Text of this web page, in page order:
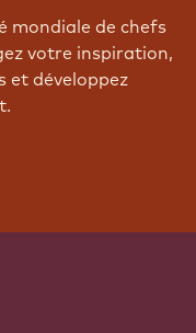
mondiale de chefs
votre inspiration,
et développez